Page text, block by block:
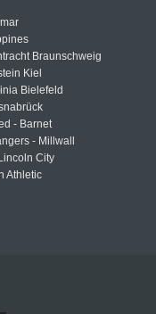
Braunschweig
Kiel
Bielefeld
- Barnet
- Millwall
City
Athletic